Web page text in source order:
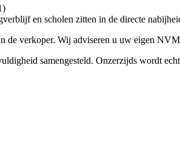
en scholen zitten in de directe
verkoper. Wij adviseren u uw eigen
samengesteld. Onzerzijds wordt